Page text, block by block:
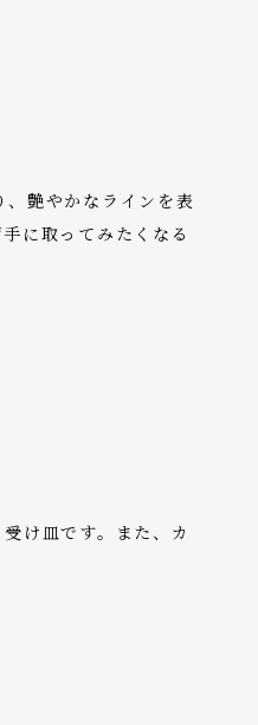
艶やかなラインを表
に取ってみたくなる
け皿です。また、カ